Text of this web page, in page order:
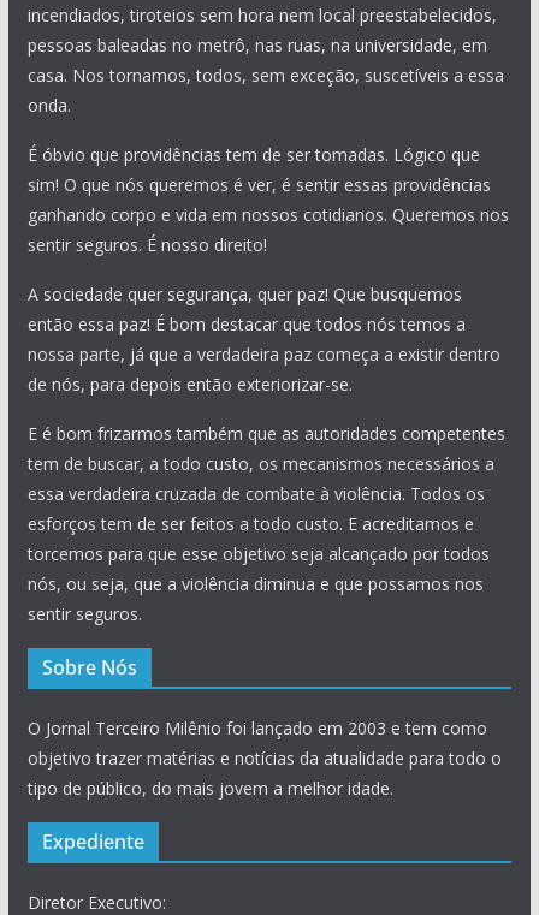
incendiados, tiroteios sem hora nem local preestabelecidos,
pessoas baleadas no metrô, nas ruas, na universidade, em
casa. Nos tornamos, todos, sem exceção, suscetíveis a essa
onda.
É óbvio que providências tem de ser tomadas. Lógico que
sim! O que nós queremos é ver, é sentir essas providências
ganhando corpo e vida em nossos cotidianos. Queremos nos
sentir seguros. É nosso direito!
A sociedade quer segurança, quer paz! Que busquemos
então essa paz! É bom destacar que todos nós temos a
nossa parte, já que a verdadeira paz começa a existir dentro
de nós, para depois então exteriorizar-se.
E é bom frizarmos também que as autoridades competentes
tem de buscar, a todo custo, os mecanismos necessários a
essa verdadeira cruzada de combate à violência. Todos os
esforços tem de ser feitos a todo custo. E acreditamos e
torcemos para que esse objetivo seja alcançado por todos
nós, ou seja, que a violência diminua e que possamos nos
sentir seguros.
Sobre Nós
O Jornal Terceiro Milênio foi lançado em 2003 e tem como
objetivo trazer matérias e notícias da atualidade para todo o
tipo de público, do mais jovem a melhor idade.
Expediente
Diretor Executivo: